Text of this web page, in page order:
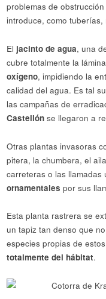
problemas de
introduce, como tuberías,
El jacinto de agua, una
cubre totalmente la
oxígeno, impidiendo la
calidad del agua. Es tal
las campañas de
Castellón se llegaron a
Otras plantas invasoras
pitera, la chumbera, el
carreteras o las llamadas
ornamentales por sus
Esta planta rastrera se
un tapiz tan denso que
especies propias de
totalmente del hábitat.